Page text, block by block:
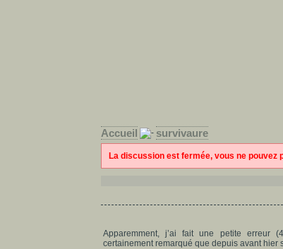
Accueil survivaure
La discussion est fermée, vous ne
Apparemment, j’ai fait une petite erreur
certainement remarqué que depuis avant hier